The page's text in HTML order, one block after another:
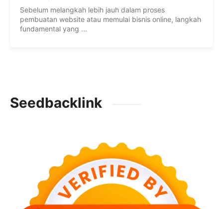
Sebelum melangkah lebih jauh dalam proses
pembuatan website atau memulai bisnis online, langkah
fundamental yang ...
Seedbacklink